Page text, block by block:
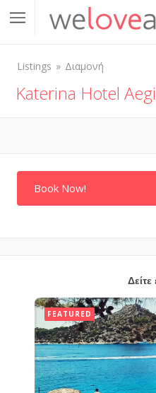
Listings Διαμονή
Katerina Hotel
Book Now!
FEATURED